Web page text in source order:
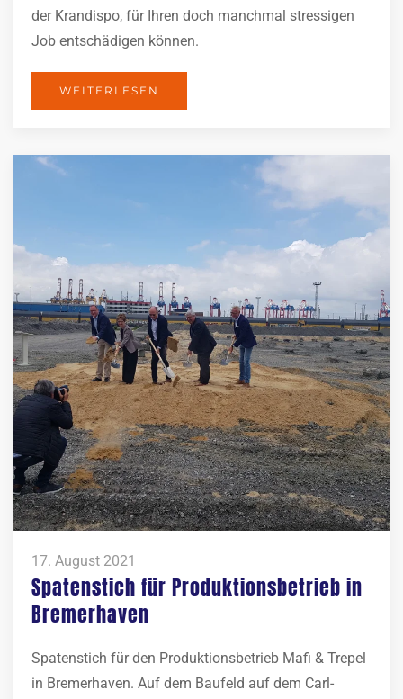
der Krandispo, für Ihren doch manchmal stressigen
Job entschädigen können.
WEITERLESEN
17. August 2021
Spatenstich für Produktionsbetrieb in
Bremerhaven
Spatenstich für den Produktionsbetrieb Mafi & Trepel
in Bremerhaven. Auf dem Baufeld auf dem Carl-